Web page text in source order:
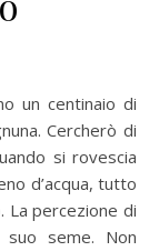
Cercherò di
si rovescia
d’acqua, tutto
La percezione di
seme. Non